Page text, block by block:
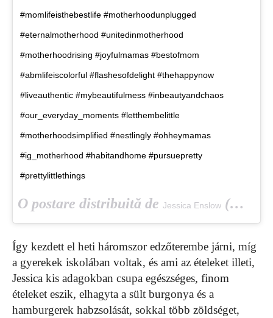
#momlifeisthebestlife #motherhoodunplugged
#eternalmotherhood #unitedinmotherhood
#motherhoodrising #joyfulmamas #bestofmom
#abmlifeiscolorful #flashesofdelight #thehappynow
#liveauthentic #mybeautifulmess #inbeautyandchaos
#our_everyday_moments #letthembelittle
#motherhoodsimplified #nestlingly #ohheymamas
#ig_motherhood #habitandhome #pursuepretty
#prettylittlethings
O postare distribuită de Jessica Enslow (@jessicaenslow) pe
Így kezdett el heti háromszor edzőterembe járni, míg
a gyerekek iskolában voltak, és ami az ételeket illeti,
Jessica kis adagokban csupa egészséges, finom
ételeket eszik, elhagyta a sült burgonya és a
hamburgerek habzsolását, sokkal több zöldséget,